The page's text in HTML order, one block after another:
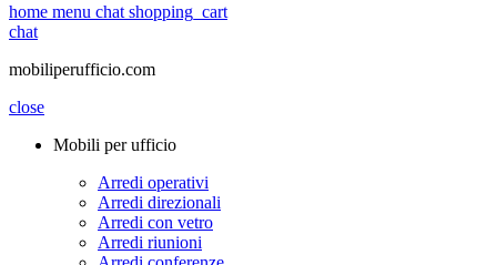
home menu chat shopping_cart
chat
mobiliperufficio.com
close
Mobili per ufficio
Arredi operativi
Arredi direzionali
Arredi con vetro
Arredi riunioni